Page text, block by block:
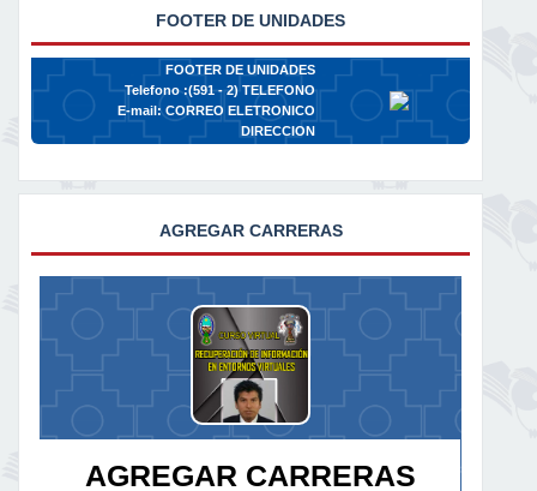
FOOTER DE UNIDADES
FOOTER DE UNIDADES
Telefono :(591 - 2)TELEFONO
E-mail:CORREO ELETRONICO
DIRECCION
AGREGAR CARRERAS
AGREGAR CARRERAS